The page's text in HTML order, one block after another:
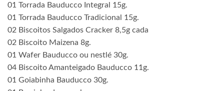
01 Torrada Bauducco Integral 15g.
01 Torrada Bauducco Tradicional 15g.
02 Biscoitos Salgados Cracker 8,5g cada
02 Biscoito Maizena 8g.
01 Wafer Bauducco ou nestlé 30g.
04 Biscoito Amanteigado Bauducco 11g.
01 Goiabinha Bauducco 30g.